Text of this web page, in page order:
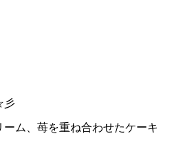
彡
ム、苺を重ね合わせたケーキ